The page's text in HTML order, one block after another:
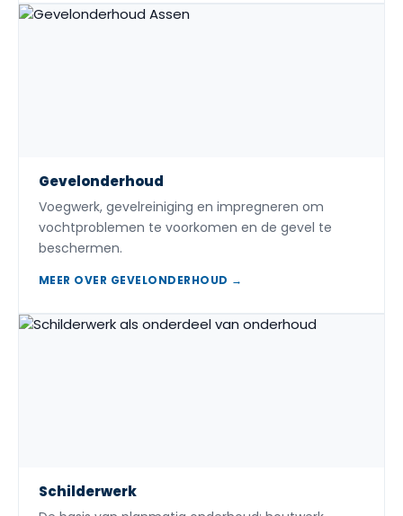
Gevelonderhoud
Voegwerk, gevelreiniging en impregneren om
vochtproblemen te voorkomen en de gevel te
beschermen.
MEER OVER GEVELONDERHOUD →
Schilderwerk